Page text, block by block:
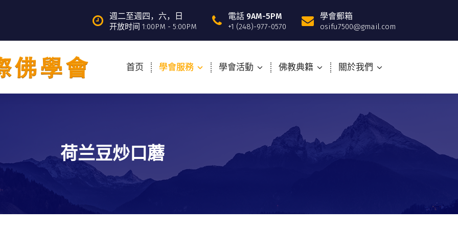
週二至週四，六，日
开放时间 1:00PM - 5:00PM
電話 9AM-5PM
+1 (248)-977-0570
學會郵箱
osifu7500@gmail.com
首页 學會服務 學會活動 佛教典籍 關於我們
荷兰豆炒口蘑